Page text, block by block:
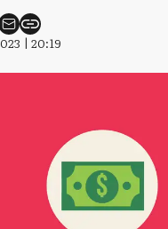
| 20:19